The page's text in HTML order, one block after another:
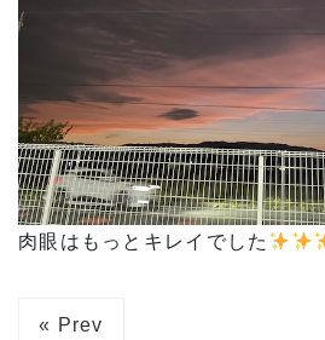
肉眼はもっとキレイでした
« Prev